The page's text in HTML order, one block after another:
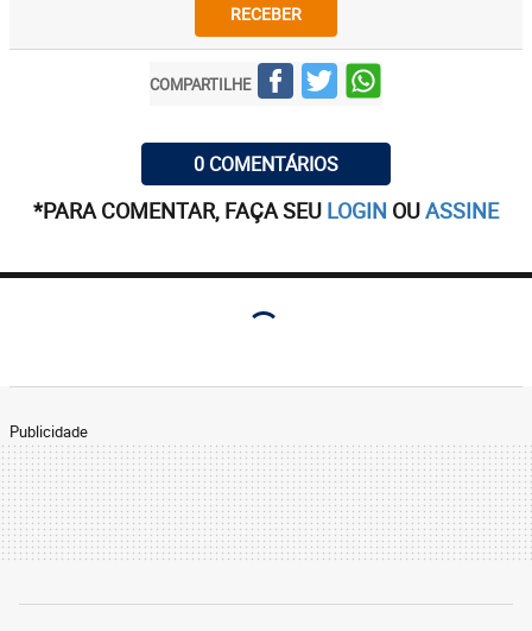
RECEBER
COMPARTILHE
0 COMENTÁRIOS
*PARA COMENTAR, FAÇA SEU LOGIN OUASSINE
Publicidade